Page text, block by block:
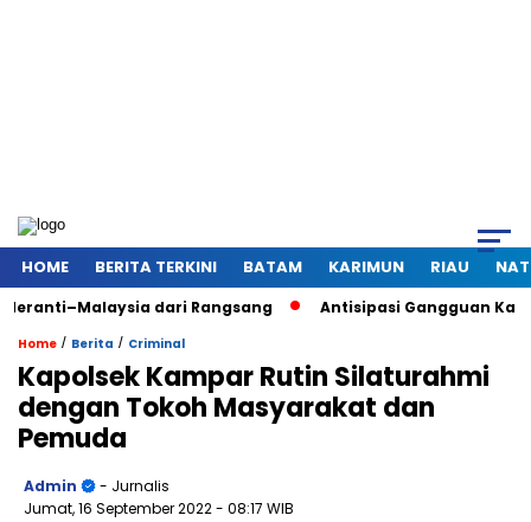
HOME BERITA TERKINI BATAM KARIMUN RIAU
dari Rangsang Antisipasi Gangguan Kamtibmas
Home / Berita / Criminal
Kapolsek Kampar Rutin Silaturahmi
dengan Tokoh Masyarakat dan
Pemuda
Admin
- Jurnalis
Jumat, 16 September 2022- 08:17 WIB